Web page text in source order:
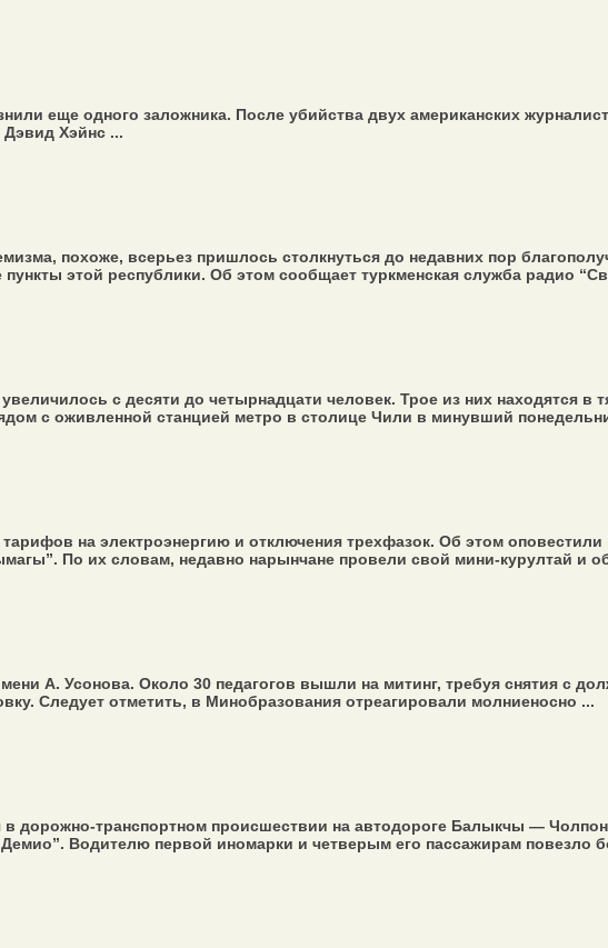
еще одного заложника. После убийства двух американских
Хэйнс ...
похоже, всерьез пришлось столкнуться до недавних пор
этой республики. Об этом сообщает туркменская служба радио
с десяти до четырнадцати человек. Трое из них находятся в
с оживленной станцией метро в столице Чили в минувший
на электроэнергию и отключения трехфазок. Об этом
По их словам, недавно нарынчане провели свой мини-курултай и
А. Усонова. Около 30 педагогов вышли на митинг, требуя снятия с
Следует отметить, в Минобразования отреагировали молниеносно ...
дорожно-транспортном происшествии на автодороге Балыкчы —
Водителю первой иномарки и четверым его пассажирам повезло